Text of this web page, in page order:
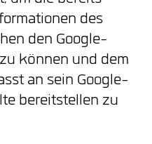
des
den Google-
können und dem
an sein Google-
bereitstellen zu